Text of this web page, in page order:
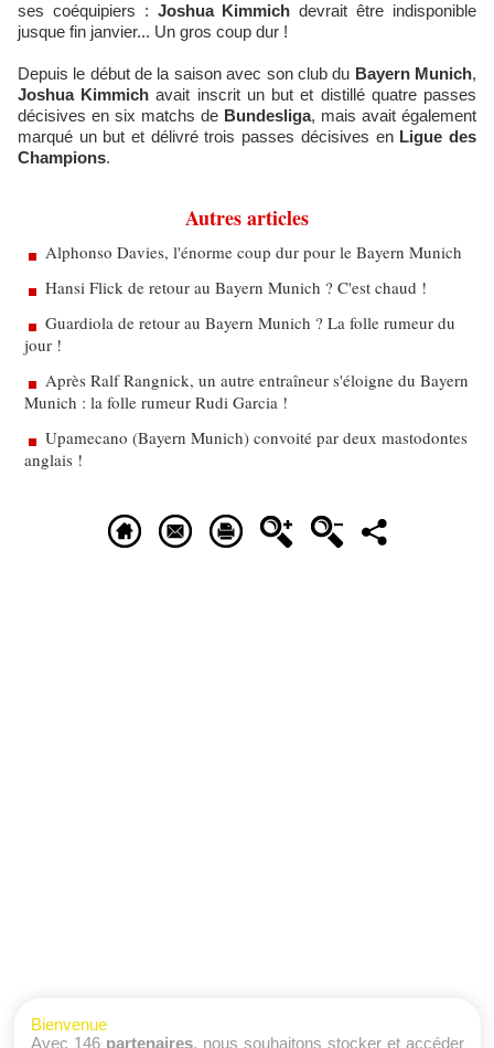
ses coéquipiers : Joshua Kimmich devrait être indisponible
jusque fin janvier... Un gros coup dur !
Depuis le début de la saison avec son club du Bayern Munich,
Joshua Kimmich avait inscrit un but et distillé quatre passes
décisives en six matchs de Bundesliga, mais avait également
marqué un but et délivré trois passes décisives en Ligue des
Champions.
Autres articles
Alphonso Davies, l'énorme coup dur pour le Bayern Munich
Hansi Flick de retour au Bayern Munich ? C'est chaud !
Guardiola de retour au Bayern Munich ? La folle rumeur du
jour !
Après Ralf Rangnick, un autre entraîneur s'éloigne du Bayern
Munich : la folle rumeur Rudi Garcia !
Upamecano (Bayern Munich) convoité par deux mastodontes
anglais !
Bienvenue
Avec 146 partenaires, nous souhaitons stocker et accéder